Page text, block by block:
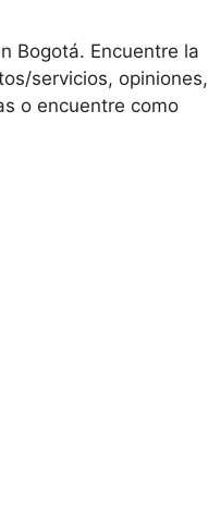
Bogotá. Encuentre la
servicios, opiniones,
o encuentre como